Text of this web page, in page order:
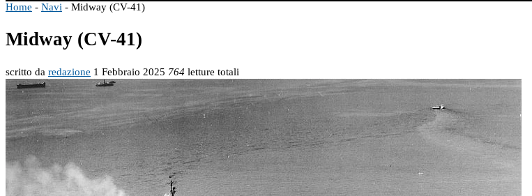
Home - Navi - Midway (CV-41)
Midway (CV-41)
scritto da redazione 1 Febbraio 2025 764 letture totali